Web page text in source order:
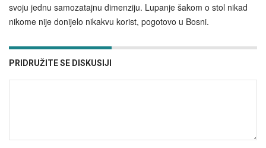
svoju jednu samozatajnu dimenziju. Lupanje šakom o stol nikad
nikome nije donijelo nikakvu korist, pogotovo u Bosni.
PRIDRUŽITE SE DISKUSIJI